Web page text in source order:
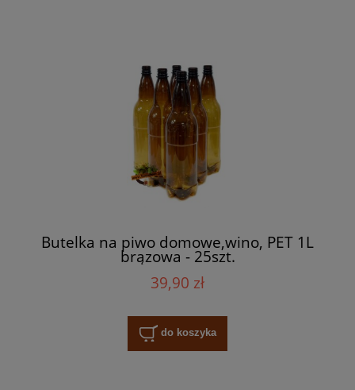
Butelka na piwo domowe,wino, PET 1L
brązowa - 25szt.
39,90 zł
do koszyka